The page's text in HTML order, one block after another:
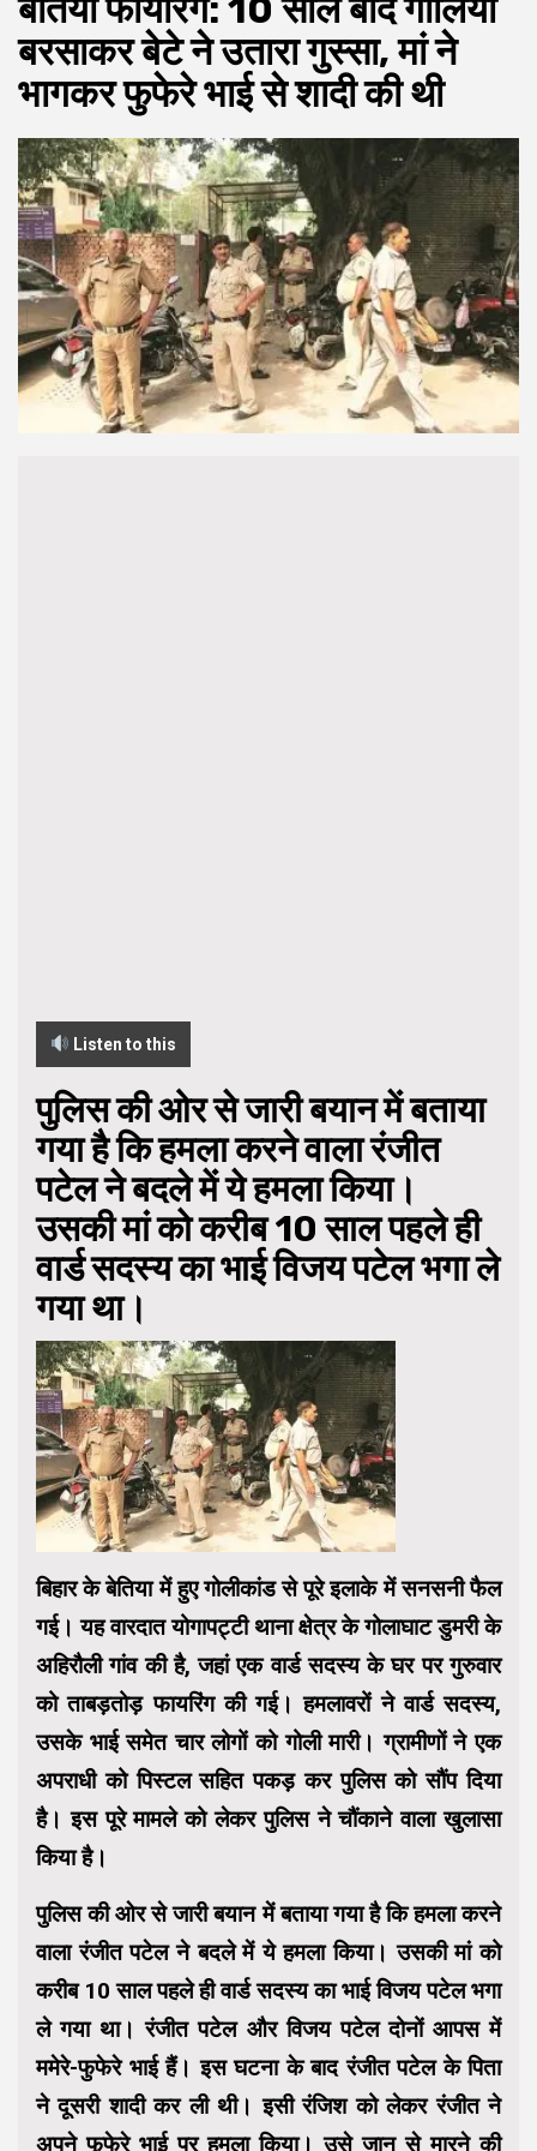
बेतिया फायरिंग: 10 साल बाद गोलियां
बरसाकर बेटे ने उतारा गुस्सा, मां ने
भागकर फुफेरे भाई से शादी की थी
Listen to this
पुलिस की ओर से जारी बयान में बताया
गया है कि हमला करने वाला रंजीत
पटेल ने बदले में ये हमला किया।
उसकी मां को करीब 10 साल पहले ही
वार्ड सदस्य का भाई विजय पटेल भगा ले
गया था।
बिहार के बेतिया में हुए गोलीकांड से पूरे इलाके में सनसनी फैल
गई। यह वारदात योगापट्टी थाना क्षेत्र के गोलाघाट डुमरी के
अहिरौली गांव की है, जहां एक वार्ड सदस्य के घर पर गुरुवार
को ताबड़तोड़ फायरिंग की गई। हमलावरों ने वार्ड सदस्य,
उसके भाई समेत चार लोगों को गोली मारी। ग्रामीणों ने एक
अपराधी को पिस्टल सहित पकड़ कर पुलिस को सौंप दिया
है। इस पूरे मामले को लेकर पुलिस ने चौंकाने वाला खुलासा
किया है।
पुलिस की ओर से जारी बयान में बताया गया है कि हमला करने
वाला रंजीत पटेल ने बदले में ये हमला किया। उसकी मां को
करीब 10 साल पहले ही वार्ड सदस्य का भाई विजय पटेल भगा
ले गया था। रंजीत पटेल और विजय पटेल दोनों आपस में
ममेरे-फुफेरे भाई हैं। इस घटना के बाद रंजीत पटेल के पिता
ने दूसरी शादी कर ली थी। इसी रंजिश को लेकर रंजीत ने
अपने फूफेरे भाई पर हमला किया। उसे जान से मारने की